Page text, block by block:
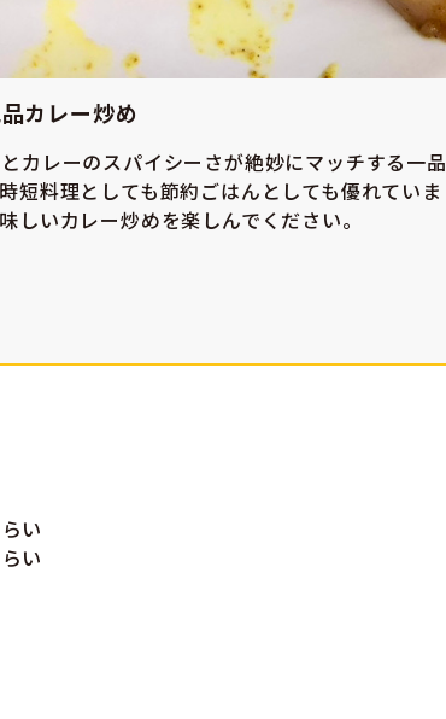
カレー炒め
カレーのスパイシーさが絶妙にマッチする一品
短料理としても節約ごはんとしても優れていま
しいカレー炒めを楽しんでください。
い
い